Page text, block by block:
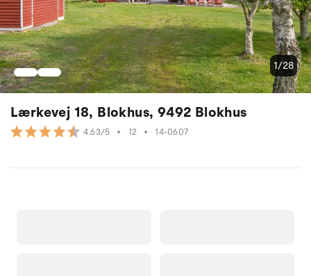
Lærkevej 18, Blokhus, 9492 Blokhus
4.63/5 • 12 • 14-0607
1/28